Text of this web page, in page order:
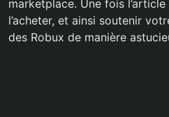
marketplace. Une fois
l’acheter, et ainsi soutenir
des Robux de manière